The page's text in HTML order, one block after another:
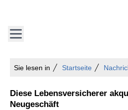
Sie lesen in Startseite
Diese Lebensversicherer
Neugeschäft